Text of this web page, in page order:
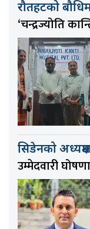
रौतहटको
‘चन्द्रज्योति
सिडेनको
उम्मेदवारी घोषणा